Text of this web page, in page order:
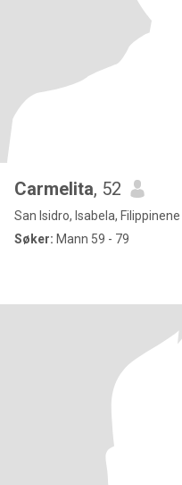
Carmelita, 52
San Isidro, Isabela, Filippinene
Søker: Mann 59 - 79